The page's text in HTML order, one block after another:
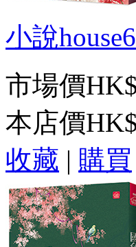
小說
市場價
本店價
收藏 | 購買